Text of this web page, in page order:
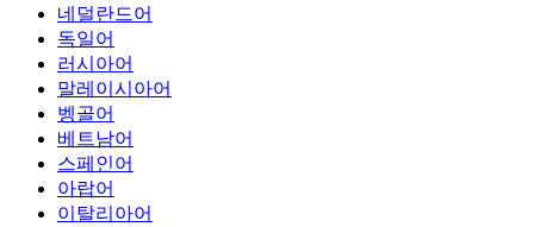
네덜란드어
독일어
러시아어
말레이시아어
벵골어
베트남어
스페인어
아랍어
이탈리아어